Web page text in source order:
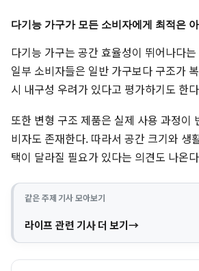
다기능 가구가 모든 소비자에게 최적은
다기능 가구는 공간 효율성이 뛰어나다
일부 소비자들은 일반 가구보다 구조가
시 내구성 우려가 있다고 평가하기도 한
또한 변형 구조 제품은 실제 사용 과정이
비자도 존재한다. 따라서 공간 크기와 생
택이 달라질 필요가 있다는 의견도 나온
같은 주제 기사 모아보기
라이프 관련 기사 더 보기